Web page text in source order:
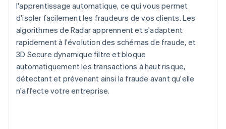
l'apprentissage automatique, ce qui vous permet
d'isoler facilement les fraudeurs de vos clients. Les
algorithmes de Radar apprennent et s'adaptent
rapidement à l'évolution des schémas de fraude, et
3D Secure dynamique filtre et bloque
automatiquement les transactions à haut risque,
détectant et prévenant ainsi la fraude avant qu'elle
n'affecte votre entreprise.